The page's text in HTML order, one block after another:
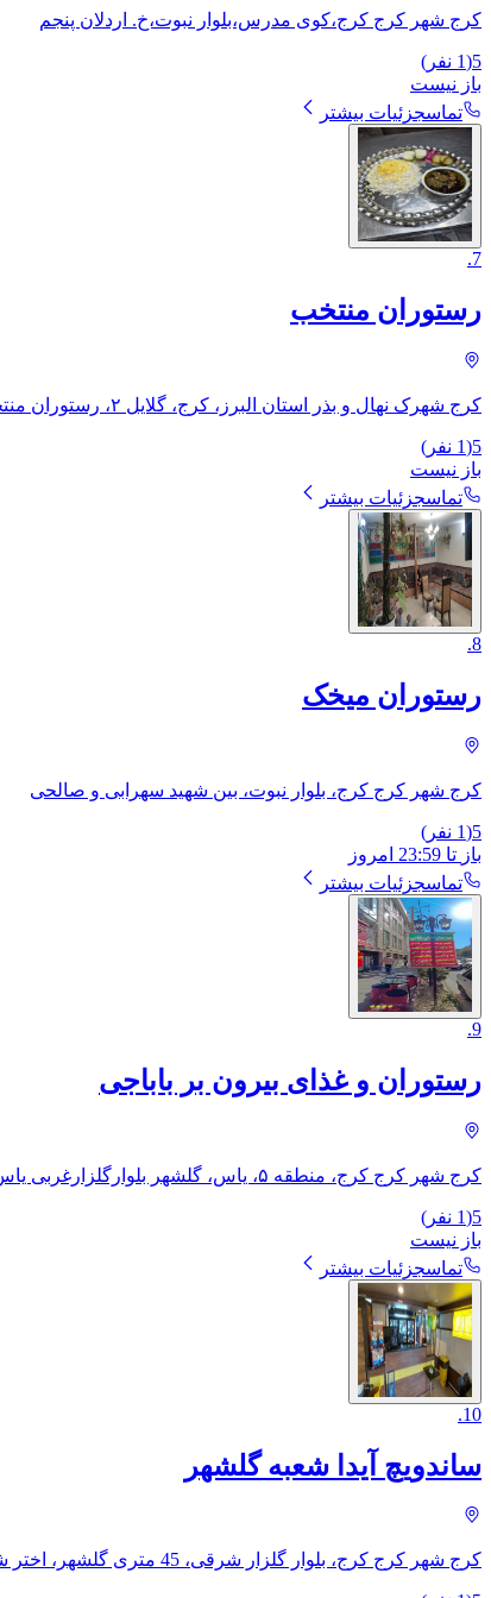
کرج شهر کرج کرج،کوی مدرس،بلوار نبوت،خ. اردلان پنجم
5
(
1 نفر)
باز نیست
تماسجزئیات بیشتر
7
.
رستوران منتخب
کرج شهرک نهال و بذر استان البرز، کرج، گلایل ۲، ​رستوران منتخب جنب نمایندگی میکرولب
5
(
1 نفر)
باز نیست
تماسجزئیات بیشتر
8
.
رستوران میخک
کرج شهر کرج کرج، بلوار نبوت، بین شهید سهرابی و صالحی
5
(
1 نفر)
باز تا 23:59 امروز
تماسجزئیات بیشتر
9
.
رستوران و غذای بیرون بر باباجی
کرج شهر کرج کرج، منطقه ۵، یاس، ​گلشهر بلوارگلزارغربی یاس جنوبی نبش کوچه گلبهار ساختمان معراج
5
(
1 نفر)
باز نیست
تماسجزئیات بیشتر
10
.
ساندویچ آیدا شعبه گلشهر
کرج شهر کرج کرج، بلوار گلزار شرقی، 45 متری گلشهر، اختر شرقی (محله‌ی گلشهر ویلا)